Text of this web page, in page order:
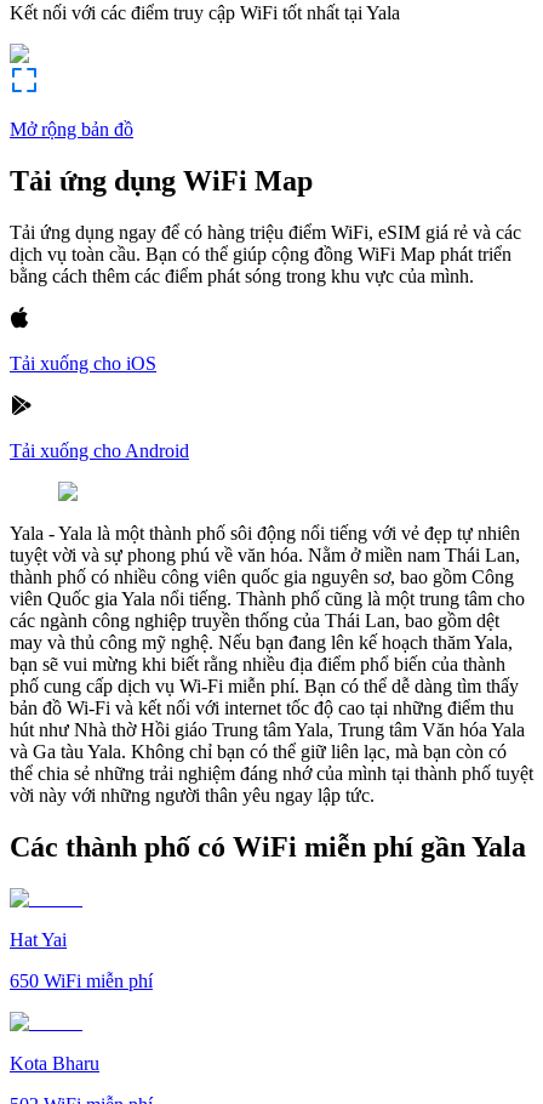
Kết nối với các điểm truy cập WiFi tốt nhất tại Yala
Mở rộng bản đồ
Tải ứng dụng WiFi Map
Tải ứng dụng ngay để có hàng triệu điểm WiFi, eSIM giá rẻ và các
dịch vụ toàn cầu. Bạn có thể giúp cộng đồng WiFi Map phát triển
bằng cách thêm các điểm phát sóng trong khu vực của mình.
Tải xuống cho iOS
Tải xuống cho Android
Yala -Yala là một thành phố sôi động nổi tiếng với vẻ đẹp tự nhiên
tuyệt vời và sự phong phú về văn hóa. Nằm ở miền nam Thái Lan,
thành phố có nhiều công viên quốc gia nguyên sơ, bao gồm Công
viên Quốc gia Yala nổi tiếng. Thành phố cũng là một trung tâm cho
các ngành công nghiệp truyền thống của Thái Lan, bao gồm dệt
may và thủ công mỹ nghệ. Nếu bạn đang lên kế hoạch thăm Yala,
bạn sẽ vui mừng khi biết rằng nhiều địa điểm phổ biến của thành
phố cung cấp dịch vụ Wi-Fi miễn phí. Bạn có thể dễ dàng tìm thấy
bản đồ Wi-Fi và kết nối với internet tốc độ cao tại những điểm thu
hút như Nhà thờ Hồi giáo Trung tâm Yala, Trung tâm Văn hóa Yala
và Ga tàu Yala. Không chỉ bạn có thể giữ liên lạc, mà bạn còn có
thể chia sẻ những trải nghiệm đáng nhớ của mình tại thành phố tuyệt
vời này với những người thân yêu ngay lập tức.
Các thành phố có WiFi miễn phí gần Yala
Hat Yai
650 WiFi miễn phí
Kota Bharu